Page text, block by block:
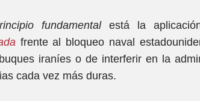
fundamentalestá la
frente al bloqueo naval
iraníes o de interferir en la
cada vez más duras.